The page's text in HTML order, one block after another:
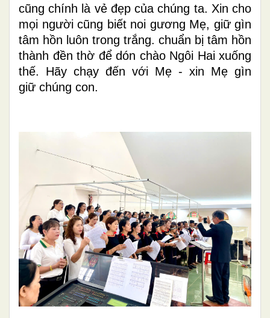
cũng chính là vẻ đẹp của chúng ta. Xin cho
mọi người cũng biết noi gương Mẹ, giữ gìn
tâm hồn luôn trong trắng. chuẩn bị tâm hồn
thành đền thờ để dón chào Ngôi Hai xuống
thế. Hãy chạy đến với Mẹ - xin Mẹ gìn
giữ chúng con.